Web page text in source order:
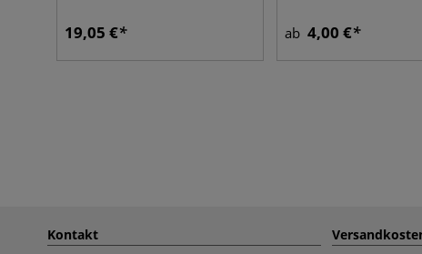
19,05 € ab 4,00 €
Kontakt